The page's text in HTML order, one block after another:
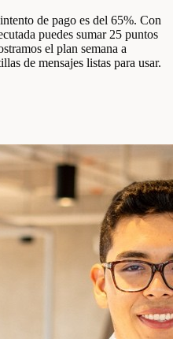
de pago es del 65%. Con
puedes sumar 25 puntos
el plan semana a
de mensajes listas para usar.